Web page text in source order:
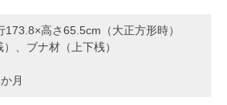
高さ65.5cm（大正方形時）
、ブナ材（上下桟）
月